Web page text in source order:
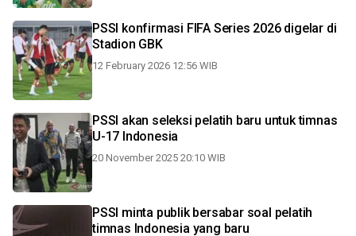
PSSI konfirmasi FIFA Series 2026 digelar di
Stadion GBK
12 February 2026 12:56 WIB
PSSI akan seleksi pelatih baru untuk timnas
U-17 Indonesia
20 November 2025 20:10 WIB
PSSI minta publik bersabar soal pelatih
timnas Indonesia yang baru